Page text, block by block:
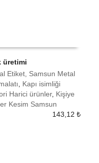
üretimi
Etiket, Samsun Metal
Kapı isimliği
Harici ürünler, Kişiye
Kesim Samsun
143,12 ₺